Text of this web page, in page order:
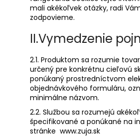
mali akékoľvek otázky, radi
zodpovieme.
II.Vymedzenie
2.1. Produktom sa rozumie
určený pre konkrétnu cieľovú
ponúkaný prostredníctvom
objednávkového formuláru,
minimálne názvom.
2.2. Službou sa rozumejú
špecifikované a ponúkané na
stránke www.zuja.sk
PANSKA
ALMOND